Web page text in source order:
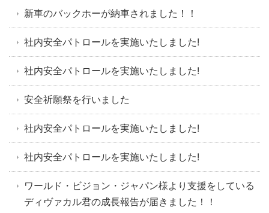
新車のバックホーが納車されました！！
社内安全パトロールを実施いたしました!
社内安全パトロールを実施いたしました!
安全祈願祭を行いました
社内安全パトロールを実施いたしました!
社内安全パトロールを実施いたしました!
ワールド・ビジョン・ジャパン様より支援をしている
ディヴァカル君の成長報告が届きました！！